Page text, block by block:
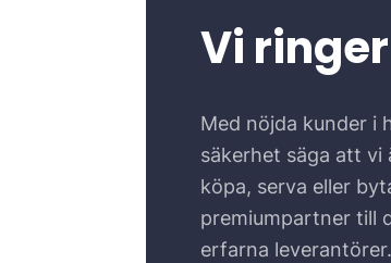
Vi
Med nöjda kunder i
säkerhet säga att
köpa, serva eller
premiumpartner till
erfarna leverantörer.